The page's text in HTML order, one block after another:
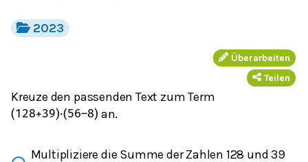
2023
Überarbeiten
Teilen
Kreuze den passenden Text zum Term
(128+39)⋅(56–8) an.
Multipliziere die Summe der Zahlen 128 und 39